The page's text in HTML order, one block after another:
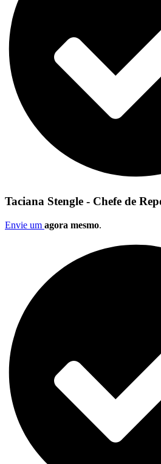
Taciana Stengle - Chefe de
Envie um agora mesmo.